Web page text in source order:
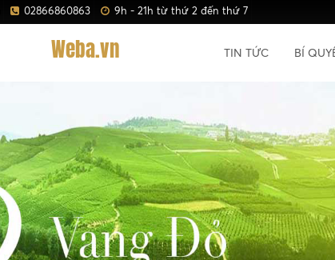
02866860863 9h - 21h từ thứ 2 đến thứ 7
Weba.vn TIN TỨC BÍ